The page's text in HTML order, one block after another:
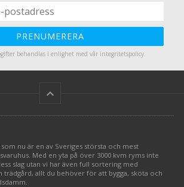
PRENUMERERA
behandlas i enlighet med vår integritetspolicy.
keyboard_arrow_up
som nu är en av Sveriges största och mest
Med en yta på över 3000 kvm ryms inte
slag utan vi har även full sortering med
allt du behöver för att bygga, sköta och